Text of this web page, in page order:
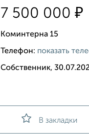
7 500 000₽
Коминтерна 15
Телефон: показать
Собственник,
В закладки